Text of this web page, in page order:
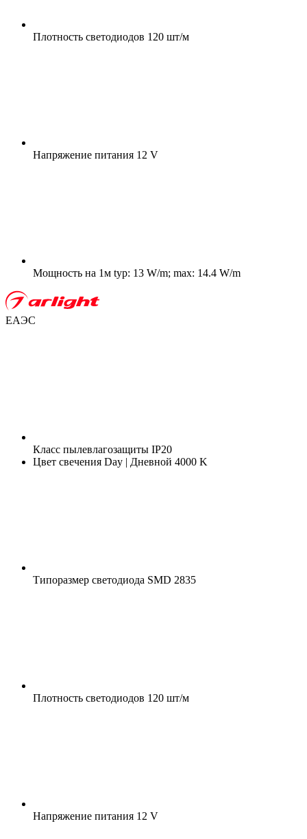
Плотность светодиодов 120 шт/м
Напряжение питания 12 V
Мощность на 1м typ: 13 W/m; max: 14.4 W/m
ЕАЭС
Класс пылевлагозащиты IP20
Цвет свечения Day | Дневной 4000 K
Типоразмер светодиода SMD 2835
Плотность светодиодов 120 шт/м
Напряжение питания 12 V